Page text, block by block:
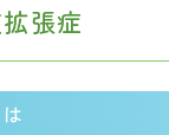
張症